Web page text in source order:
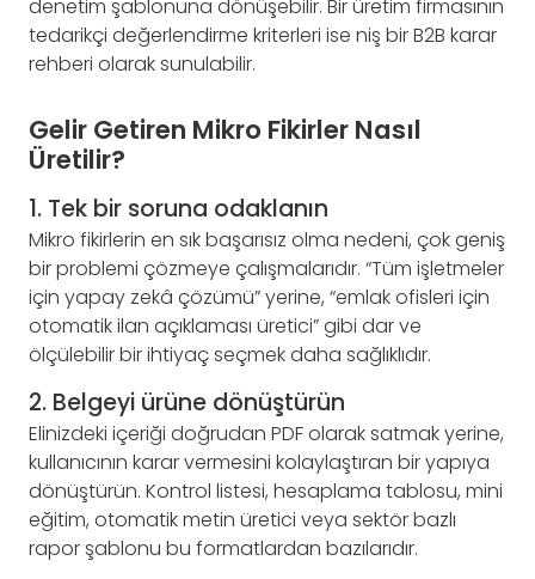
denetim şablonuna dönüşebilir. Bir üretim firmasının
tedarikçi değerlendirme kriterleri ise niş bir B2B karar
rehberi olarak sunulabilir.
Gelir Getiren Mikro Fikirler Nasıl
Üretilir?
1. Tek bir soruna odaklanın
Mikro fikirlerin en sık başarısız olma nedeni, çok geniş
bir problemi çözmeye çalışmalarıdır. “Tüm işletmeler
için yapay zekâ çözümü” yerine, “emlak ofisleri için
otomatik ilan açıklaması üretici” gibi dar ve
ölçülebilir bir ihtiyaç seçmek daha sağlıklıdır.
2. Belgeyi ürüne dönüştürün
Elinizdeki içeriği doğrudan PDF olarak satmak yerine,
kullanıcının karar vermesini kolaylaştıran bir yapıya
dönüştürün. Kontrol listesi, hesaplama tablosu, mini
eğitim, otomatik metin üretici veya sektör bazlı
rapor şablonu bu formatlardan bazılarıdır.